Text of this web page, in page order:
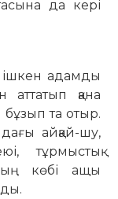
да кері
ішкен адамды
аттатып қана
та отыр.
айқай-шу,
тұрмыстық
көбі ащы